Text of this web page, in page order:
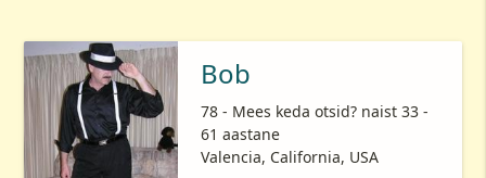
Bob
78 - Mees keda otsid? naist 33 -
61 aastane
Valencia, California, USA